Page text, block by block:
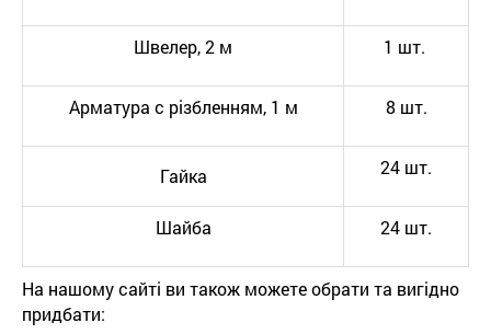
Швелер, 2 м 1 шт.
Арматура с різбленням, 1 м 8 шт.
Гайка 24 шт.
Шайба 24 шт.
На нашому сайті ви також можете обрати та вигідно
придбати: